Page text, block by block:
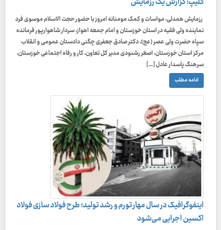
رزمایش همدلی، مواسات و کمک مومنانه امروز با حضور حجت الاسلام موسوی فرد
نماینده ولی فقیه در استان خوزستان و امام جمعه اهواز، سردار شاهوارپور فرمانده
سپاه حضرت ولی عصر (عج)، دکتر صادق جعفری چگنی دادستان عمومی و انقلاب
مرکز استان خوزستان، اصغر رشنودی مدیر کل تعاون، کار و رفاه اجتماعی خوزستان،
سرهنگ پاسدار عادل […]
ادامه مطلب
اینفوگرافیک در سال مهار تورم و رشد تولید؛ طرح فولاد سازی فولاد
اکسین اجرایی می‌شود